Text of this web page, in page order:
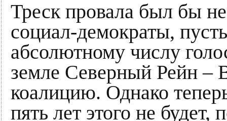
Треск провала был бы
социал-демократы,
абсолютному числу
земле Северный Рейн –
коалицию. Однако
пять лет этого не будет,